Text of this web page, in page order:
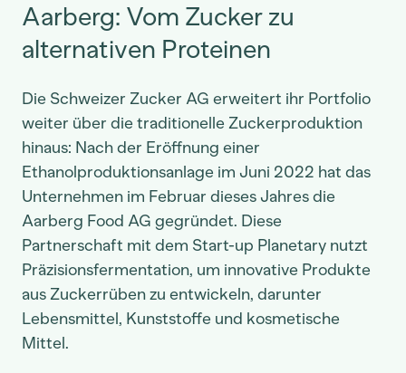
Aarberg: Vom Zucker zu
alternativen Proteinen
Die Schweizer Zucker AG erweitert ihr Portfolio
weiter über die traditionelle Zuckerproduktion
hinaus: Nach der Eröffnung einer
Ethanolproduktionsanlage im Juni 2022 hat das
Unternehmen im Februar dieses Jahres die
Aarberg Food AG gegründet. Diese
Partnerschaft mit dem Start-up Planetary nutzt
Präzisionsfermentation, um innovative Produkte
aus Zuckerrüben zu entwickeln, darunter
Lebensmittel, Kunststoffe und kosmetische
Mittel.